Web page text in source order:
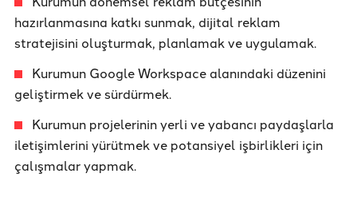
hazırlanmasına katkı sunmak, dijital reklam
stratejisini oluşturmak, planlamak ve uygulamak.
Kurumun Google Workspace alanındaki düzenini
geliştirmek ve sürdürmek.
Kurumun projelerinin yerli ve yabancı paydaşlarla
iletişimlerini yürütmek ve potansiyel işbirlikleri için
çalışmalar yapmak.